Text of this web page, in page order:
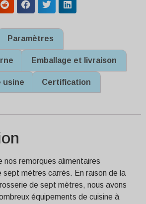
Paramètres
Emballage et livraison
usine Certification
nos remorques alimentaires
sept mètres carrés. En raison de la
de sept mètres, nous avons
équipements de cuisine à